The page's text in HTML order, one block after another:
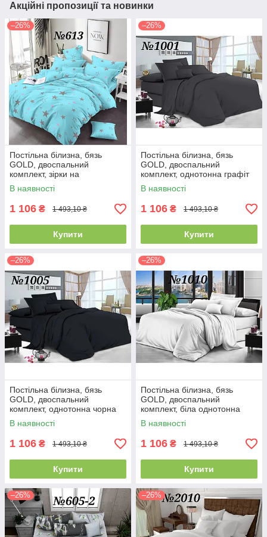
Акційні пропозиції та новинки
–26%
Постільна білизна, бязь
GOLD, двоспальний
комплект, зірки на
бірюзовому тлі
В наявності
1 106 ₴ 1 493,10 ₴
Купити
–26%
Постільна білизна, бязь
GOLD, двоспальний
комплект, однотонна графіт
В наявності
1 106 ₴ 1 493,10 ₴
Купити
–26%
Постільна білизна, бязь
GOLD, двоспальний
комплект, однотонна чорна
В наявності
1 106 ₴ 1 493,10 ₴
Купити
–26%
Постільна білизна, бязь
GOLD, двоспальний
комплект, біла однотонна
В наявності
1 106 ₴ 1 493,10 ₴
Купити
–26% –26%